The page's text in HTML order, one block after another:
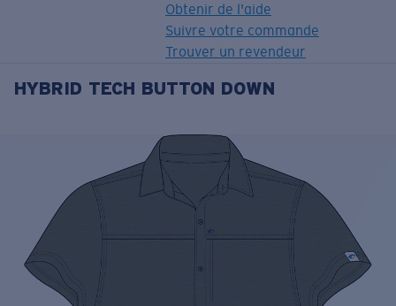
Obtenir de l'aide
Suivre votre commande
Trouver un revendeur
OBJECTIF MIS À JOURAJOUTÉ AU PANIER!
Quantité:
Gratuit
HYBRID TECH BUTTON DOWN